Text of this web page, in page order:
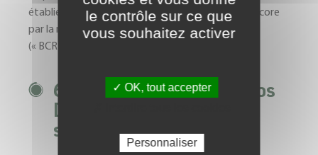
établies par la Commission Européenne ou bien encore
par la mise en place de règles interne d’entreprise
(« BCR »).
6. Combien de temps vos
Données personnelles
sont-elles conservées ?
le contrôle sur ce que
vous souhaitez activer
✓ OK, tout accepter
Personnaliser